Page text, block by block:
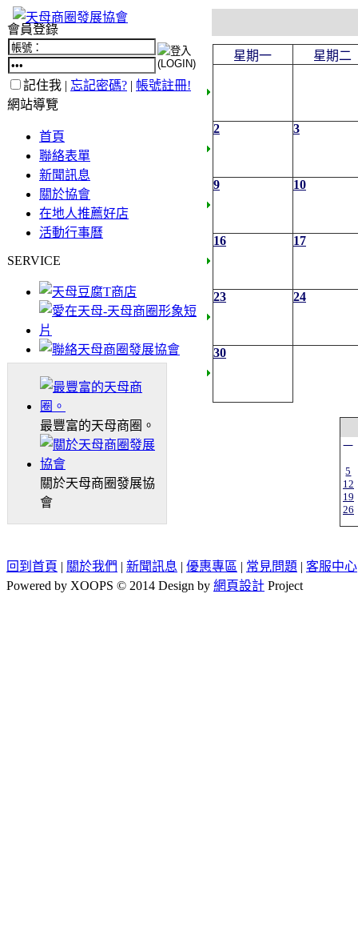
會員登錄
記住我 | 忘記密碼? | 帳號註冊!
網站導覽
首頁
聯絡表單
新聞訊息
關於協會
在地人推薦好店
活動行事曆
SERVICE
最豐富的天母商圈。
關於天母商圈發展協
會
星期一 星期二
2 3
9 10
16 17
23 24
30
一
5
12
19
26
回到首頁 | 關於我們 | 新聞訊息 | 優惠專區 | 常見問題 | 客服中心
Powered by XOOPS © 2014 Design by 網頁設計 Project